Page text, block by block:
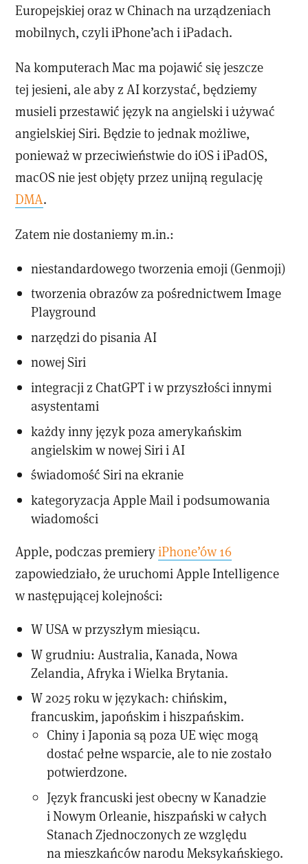
Europejskiej oraz w Chinach na urządzeniach
mobilnych, czyli iPhone’ach i iPadach.
Na komputerach Mac ma pojawić się jeszcze
tej jesieni, ale aby z AI korzystać, będziemy
musieli przestawić język na angielski i używać
angielskiej Siri. Będzie to jednak możliwe,
ponieważ w przeciwieństwie do iOS i iPadOS,
macOS nie jest objęty przez unijną regulację
DMA.
Zatem nie dostaniemy m.in.:
niestandardowego tworzenia emoji (Genmoji)
tworzenia obrazów za pośrednictwem Image
Playground
narzędzi do pisania AI
nowej Siri
integracji z ChatGPT i w przyszłości innymi
asystentami
każdy inny język poza amerykańskim
angielskim w nowej Siri i AI
świadomość Siri na ekranie
kategoryzacja Apple Mail i podsumowania
wiadomości
Apple, podczas premieryiPhone’ów 16
zapowiedziało, że uruchomi Apple Intelligence
w następującej kolejności:
W USA w przyszłym miesiącu.
W grudniu: Australia, Kanada, Nowa
Zelandia, Afryka i Wielka Brytania.
W 2025 roku w językach: chińskim,
francuskim, japońskim i hiszpańskim.
Chiny i Japonia są poza UE więc mogą
dostać pełne wsparcie, ale to nie zostało
potwierdzone.
Język francuski jest obecny w Kanadzie
i Nowym Orleanie, hiszpański w całych
Stanach Zjednoczonych ze względu
na mieszkańców narodu Meksykańskiego.